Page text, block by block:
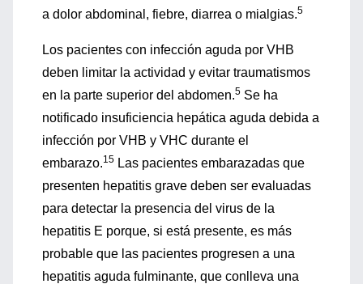
a dolor abdominal, fiebre, diarrea o mialgias.5
Los pacientes con infección aguda por VHB
deben limitar la actividad y evitar traumatismos
en la parte superior del abdomen.5 Se ha
notificado insuficiencia hepática aguda debida a
infección por VHB y VHC durante el
embarazo.15 Las pacientes embarazadas que
presenten hepatitis grave deben ser evaluadas
para detectar la presencia del virus de la
hepatitis E porque, si está presente, es más
probable que las pacientes progresen a una
hepatitis aguda fulminante, que conlleva una